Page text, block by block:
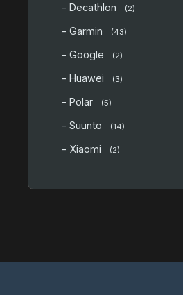
- Decathlon (2)
- Garmin (43)
- Google (2)
- Huawei (3)
- Polar (5)
- Suunto (14)
- Xiaomi (2)